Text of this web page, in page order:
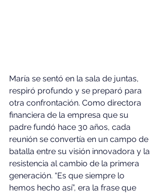
María se sentó en la sala de juntas,
respiró profundo y se preparó para
otra confrontación. Como directora
financiera de la empresa que su
padre fundó hace 30 años, cada
reunión se convertía en un campo de
batalla entre su visión innovadora y la
resistencia al cambio de la primera
generación. “Es que siempre lo
hemos hecho así”, era la frase que